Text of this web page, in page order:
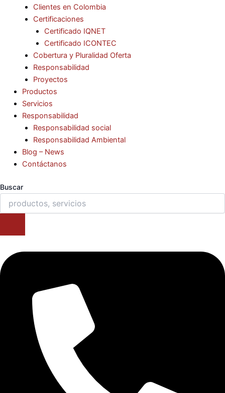
Clientes en Colombia
Certificaciones
Certificado IQNET
Certificado ICONTEC
Cobertura y Pluralidad Oferta
Responsabilidad
Proyectos
Productos
Servicios
Responsabilidad
Responsabilidad social
Responsabilidad Ambiental
Blog – News
Contáctanos
Buscar